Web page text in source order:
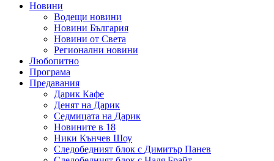
Новини
Водещи новини
Новини България
Новини от Света
Регионални новини
Любопитно
Програма
Предавания
Дарик Кафе
Денят на Дарик
Седмицата на Дарик
Новините в 18
Ники Кънчев Шоу
Следобедният блок с Димитър Панев